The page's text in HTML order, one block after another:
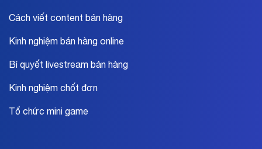
Cách viết content bán hàng
Kinh nghiệm bán hàng online
Bí quyết livestream bán hàng
Kinh nghiệm chốt đơn
Tổ chức mini game